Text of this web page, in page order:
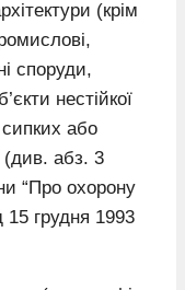
(крім
споруди,
нестійкої
або
(див. абз. 3
“Про охорону
15 грудня 1993